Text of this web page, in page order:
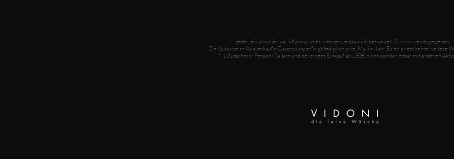
* jederzeit annulierbar, Informationen werden vertraulich behandelt & nicht weitergegeben.
Die Gutschein-/Ausverkaufs-Zusendung erfolgt lediglich zwei Mal im Jahr. Es existiert keine weitere
** 1 Gutschein/ Person/ Saison und bei einem Einkauf ab 150€, nicht kombinierbar mit anderen